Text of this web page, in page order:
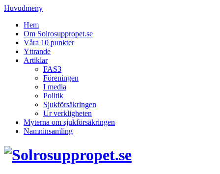
Huvudmeny
Hem
Om Solrosuppropet.se
Våra 10 punkter
Yttrande
Artiklar
FAS3
Föreningen
I media
Politik
Sjukförsäkringen
Ur verkligheten
Myterna om sjukförsäkringen
Namninsamling